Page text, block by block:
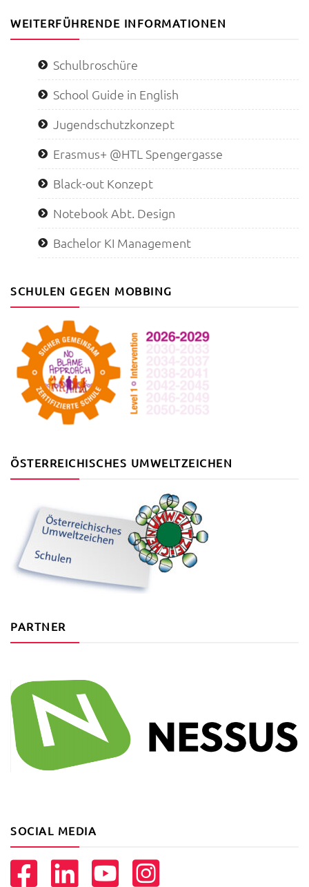
WEITERFÜHRENDE INFORMATIONEN
Schulbroschüre
School Guide in English
Jugendschutzkonzept
Erasmus+ @HTL Spengergasse
Black-out Konzept
Notebook Abt. Design
Bachelor KI Management
SCHULEN GEGEN MOBBING
ÖSTERREICHISCHES UMWELTZEICHEN
PARTNER
SOCIAL MEDIA